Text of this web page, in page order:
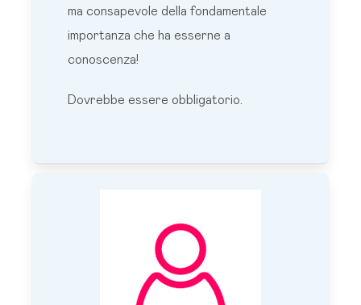
ma consapevole della fondamentale
importanza che ha esserne a
conoscenza!
Dovrebbe essere obbligatorio.